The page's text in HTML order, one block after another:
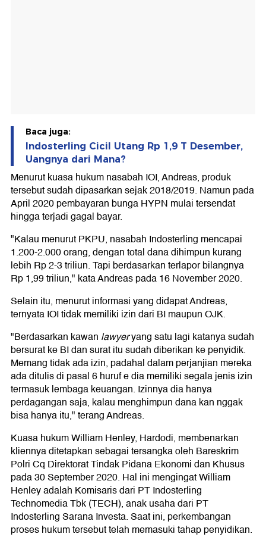
Baca juga:
Indosterling Cicil Utang Rp 1,9 T Desember,
Uangnya dari Mana?
Menurut kuasa hukum nasabah IOI, Andreas, produk
tersebut sudah dipasarkan sejak 2018/2019. Namun pada
April 2020 pembayaran bunga HYPN mulai tersendat
hingga terjadi gagal bayar.
"Kalau menurut PKPU, nasabah Indosterling mencapai
1.200-2.000 orang, dengan total dana dihimpun kurang
lebih Rp 2-3 triliun. Tapi berdasarkan terlapor bilangnya
Rp 1,99 triliun," kata Andreas pada 16 November 2020.
Selain itu, menurut informasi yang didapat Andreas,
ternyata IOI tidak memiliki izin dari BI maupun OJK.
"Berdasarkan kawan lawyeryang satu lagi katanya sudah
bersurat ke BI dan surat itu sudah diberikan ke penyidik.
Memang tidak ada izin, padahal dalam perjanjian mereka
ada ditulis di pasal 6 huruf e dia memiliki segala jenis izin
termasuk lembaga keuangan. Izinnya dia hanya
perdagangan saja, kalau menghimpun dana kan nggak
bisa hanya itu," terang Andreas.
Kuasa hukum William Henley, Hardodi, membenarkan
kliennya ditetapkan sebagai tersangka oleh Bareskrim
Polri Cq Direktorat Tindak Pidana Ekonomi dan Khusus
pada 30 September 2020. Hal ini mengingat William
Henley adalah Komisaris dari PT Indosterling
Technomedia Tbk (TECH), anak usaha dari PT
Indosterling Sarana Investa. Saat ini, perkembangan
proses hukum tersebut telah memasuki tahap penyidikan.